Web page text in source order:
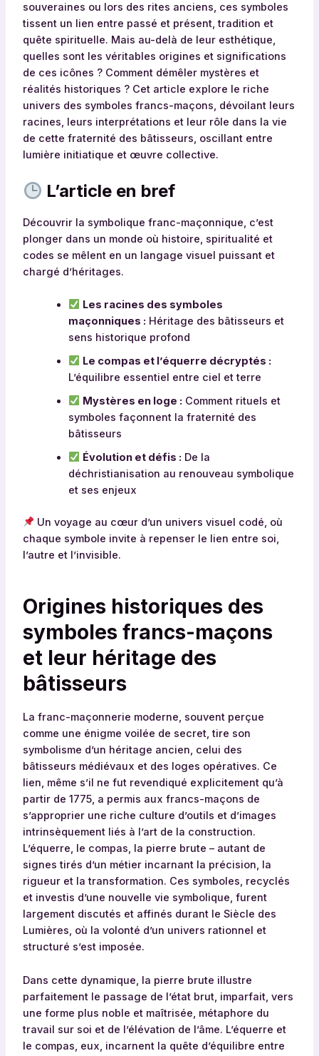
souveraines ou lors des rites anciens, ces symboles
tissent un lien entre passé et présent, tradition et
quête spirituelle. Mais au-delà de leur esthétique,
quelles sont les véritables origines et significations
de ces icônes ? Comment démêler mystères et
réalités historiques ? Cet article explore le riche
univers des symboles francs-maçons, dévoilant leurs
racines, leurs interprétations et leur rôle dans la vie
de cette fraternité des bâtisseurs, oscillant entre
lumière initiatique et œuvre collective.
L’article en bref
Découvrir la symbolique franc-maçonnique, c’est
plonger dans un monde où histoire, spiritualité et
codes se mêlent en un langage visuel puissant et
chargé d’héritages.
Les racines des symboles
maçonniques : Héritage des bâtisseurs et
sens historique profond
Le compas et l’équerre décryptés :
L’équilibre essentiel entre ciel et terre
Mystères en loge : Comment rituels et
symboles façonnent la fraternité des
bâtisseurs
Évolution et défis : De la
déchristianisation au renouveau symbolique
et ses enjeux
Un voyage au cœur d’un univers visuel codé, où
chaque symbole invite à repenser le lien entre soi,
l’autre et l’invisible.
Origines historiques des
symboles francs-maçons
et leur héritage des
bâtisseurs
La franc-maçonnerie moderne, souvent perçue
comme une énigme voilée de secret, tire son
symbolisme d’un héritage ancien, celui des
bâtisseurs médiévaux et des loges opératives. Ce
lien, même s’il ne fut revendiqué explicitement qu’à
partir de 1775, a permis aux francs-maçons de
s’approprier une riche culture d’outils et d’images
intrinsèquement liés à l’art de la construction.
L’équerre, le compas, la pierre brute – autant de
signes tirés d’un métier incarnant la précision, la
rigueur et la transformation. Ces symboles, recyclés
et investis d’une nouvelle vie symbolique, furent
largement discutés et affinés durant le Siècle des
Lumières, où la volonté d’un univers rationnel et
structuré s’est imposée.
Dans cette dynamique, la pierre brute illustre
parfaitement le passage de l’état brut, imparfait, vers
une forme plus noble et maîtrisée, métaphore du
travail sur soi et de l’élévation de l’âme. L’équerre et
le compas, eux, incarnent la quête d’équilibre entre